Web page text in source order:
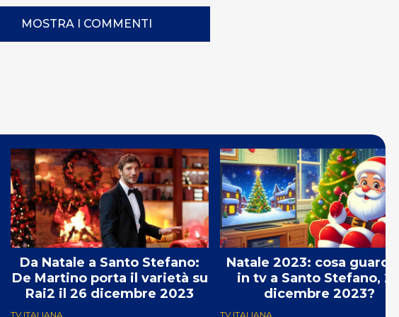
MOSTRA I COMMENTI
Da Natale a Santo Stefano:
De Martino porta il varietà su
Rai2 il 26 dicembre 2023
TV ITALIANA
Natale 2023: cosa
in tv a Santo Stefano, 26
dicembre 2023?
TV ITALIANA